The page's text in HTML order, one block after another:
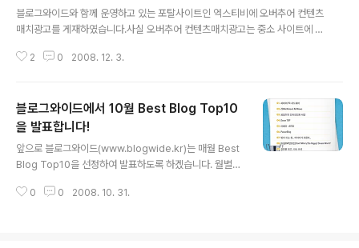
블로그와이드와 함께 운영하고 있는 포탈사이트인 엑스티비에 오버추어 컨텐츠
매치광고를 게재하였습니다.사실 오버추어 컨텐츠매치광고는 중소 사이트에 그
로그램을 이용할 수 있는 상태입니다.그동안 별다른 수익모델 없이 2년여를 운
게재하였습니다.잠깐 엑스티비에 들어오셔서 구경 한번 하고 가세요~ *^^*짬
짬히 들어가서 자료 업데이트만 하는 수준이어서 콘텐츠가 많치는 않습니다.그
럼 즐거운 서핑 되시길~~~ ^^
2 0 2008. 12. 3.
블로그와이드에서 10월 Best Blog Top10
을 발표합니다!
앞으로 블로그와이드(www.blogwide.kr)는 매월 Best
Blog Top10을 선정하여 발표하도록 하겠습니다. 월별로
남기기 위함 입니다. 앞으로 Best Blog에 많은 관심 부탁
0 0 2008. 10. 31.